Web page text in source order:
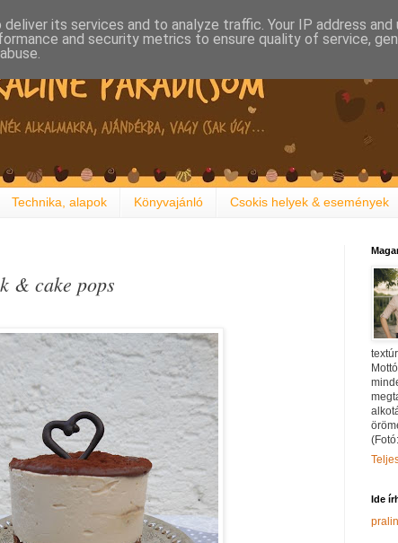
Technika, alapok Könyvajánló Csokis helyek & események
& cake pops
Ide
its services and to analyze traffic. Your IP address and
and security metrics to ensure quality of service,